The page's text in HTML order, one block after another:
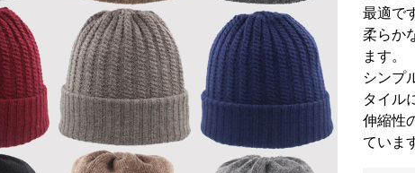
最適で
柔らか
ます。
シンプ
タイル
伸縮性
ていま